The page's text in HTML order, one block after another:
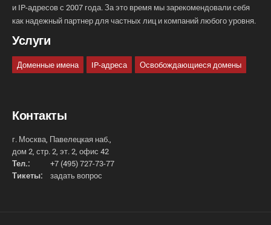
и IP-адресов с 2007 года. За это время мы зарекомендовали себя
как надежный партнер для частных лиц и компаний любого уровня.
Услуги
Доменные имена IP-адреса Освобождающиеся домены
Контакты
г. Москва, Павелецкая наб.,
дом 2, стр. 2, эт. 2, офис 42
Тел.:
+7 (495) 727-73-77
Тикеты:
задать вопрос